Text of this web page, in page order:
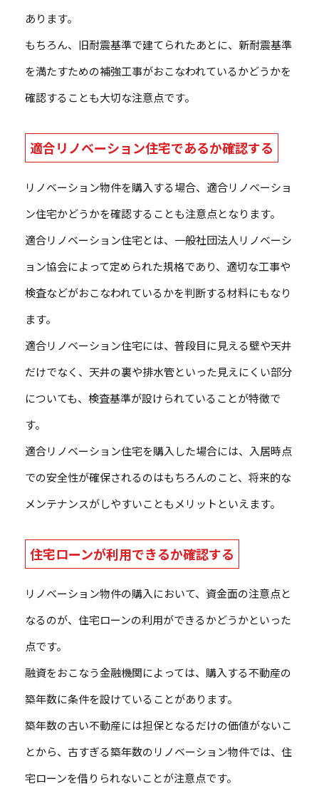
あります。
もちろん、旧耐震基準で建てられたあとに、新耐震基準
を満たすための補強工事がおこなわれているかどうかを
確認することも大切な注意点です。
適合リノベーション住宅であるか確認する
リノベーション物件を購入する場合、適合リノベーショ
ン住宅かどうかを確認することも注意点となります。
適合リノベーション住宅とは、一般社団法人リノベーシ
ョン協会によって定められた規格であり、適切な工事や
検査などがおこなわれているかを判断する材料にもなり
ます。
適合リノベーション住宅には、普段目に見える壁や天井
だけでなく、天井の裏や排水管といった見えにくい部分
についても、検査基準が設けられていることが特徴で
す。
適合リノベーション住宅を購入した場合には、入居時点
での安全性が確保されるのはもちろんのこと、将来的な
メンテナンスがしやすいこともメリットといえます。
住宅ローンが利用できるか確認する
リノベーション物件の購入において、資金面の注意点と
なるのが、住宅ローンの利用ができるかどうかといった
点です。
融資をおこなう金融機関によっては、購入する不動産の
築年数に条件を設けていることがあります。
築年数の古い不動産には担保となるだけの価値がないこ
とから、古すぎる築年数のリノベーション物件では、住
宅ローンを借りられないことが注意点です。